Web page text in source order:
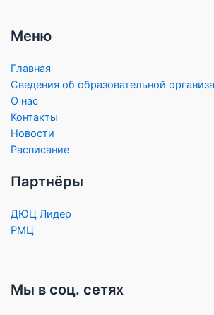
Меню
Главная
Сведения об образовательной
О нас
Контакты
Новости
Расписание
Партнёры
ДЮЦ Лидер
РМЦ
Мы в соц. сетях